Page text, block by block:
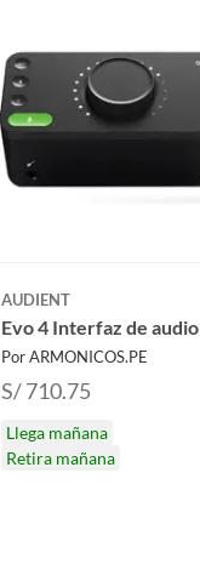
AUDIENT
Evo 4 Interfaz de audio
Por ARMONICOS.PE
S/ 710.75
Llega mañana
Retira mañana